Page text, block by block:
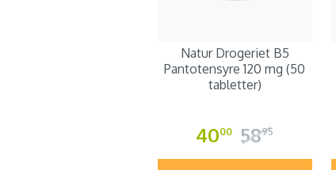
Natur Drogeriet B5
Pantotensyre 120 mg (50
tabletter)
4000 5895